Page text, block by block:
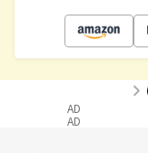
AD
AD